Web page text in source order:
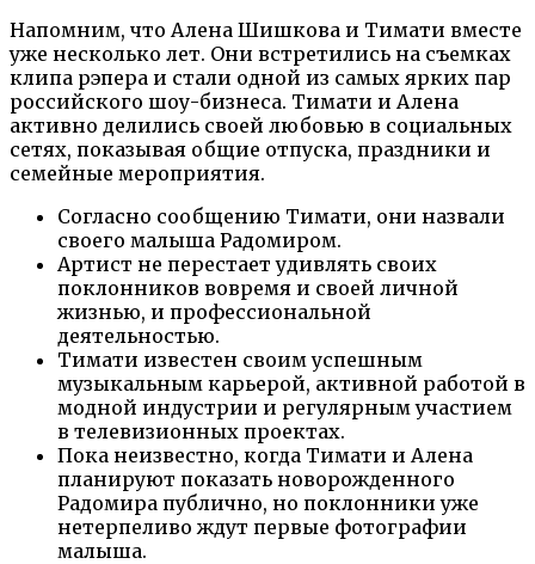
Напомним, что Алена Шишкова и Тимати вместе
уже несколько лет. Они встретились на съемках
клипа рэпера и стали одной из самых ярких пар
российского шоу-бизнеса. Тимати и Алена
активно делились своей любовью в социальных
сетях, показывая общие отпуска, праздники и
семейные мероприятия.
Согласно сообщению Тимати, они назвали
своего малыша Радомиром.
Артист не перестает удивлять своих
поклонников вовремя и своей личной
жизнью, и профессиональной
деятельностью.
Тимати известен своим успешным
музыкальным карьерой, активной работой в
модной индустрии и регулярным участием
в телевизионных проектах.
Пока неизвестно, когда Тимати и Алена
планируют показать новорожденного
Радомира публично, но поклонники уже
нетерпеливо ждут первые фотографии
малыша.